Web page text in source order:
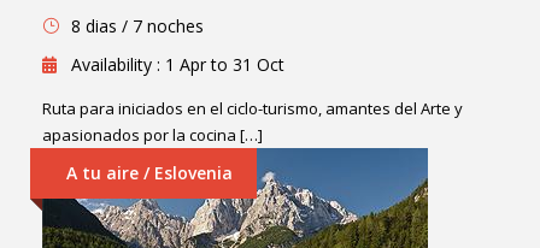
8 dias / 7 noches
Availability : 1 Apr to 31 Oct
Ruta para iniciados en el ciclo-turismo, amantes del Arte y
apasionados por la cocina […]
A tu aire / Eslovenia